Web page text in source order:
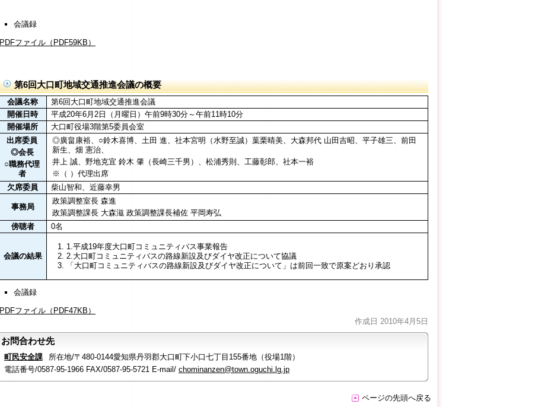
会議録
PDFファイル（PDF59KB）
第6回大口町地域交通推進会議の概要
会議名称
第6回大口町地域交通推進会議
開催日時
平成20年6月2日（月曜日）午前9時30分～午前11時10分
開催場所
大口町役場3階第5委員会室
出席委員
◎会長
○職務代理
者
◎廣畠康裕、○鈴木喜博、土田 進、社本宮明（水野至誠）葉栗晴美、大森邦代 山田吉昭、平子雄三、前田
新生、畑 憲治、
井上 誠、野地克宜 鈴木 肇（長崎三千男）、松浦秀則、工藤彰郎、社本一裕
※（ ）代理出席
欠席委員
柴山智和、近藤幸男
事務局
政策調整室長 森進
政策調整課長 大森滋 政策調整課長補佐 平岡寿弘
傍聴者
0名
会議の結果
1.平成19年度大口町コミュニティバス事業報告
2.大口町コミュニティバスの路線新設及びダイヤ改正について協議
「大口町コミュニティバスの路線新設及びダイヤ改正について」は前回一致で原案どおり承認
会議録
PDFファイル（PDF47KB）
作成日 2010年4月5日
お問合わせ先
町民安全課
所在地/〒480-0144愛知県丹羽郡大口町下小口七丁目155番地（役場1階）
電話番号/0587-95-1966 FAX/0587-95-5721 E-mail/ chominanzen@town.oguchi.lg.jp
ページの先頭へ戻る